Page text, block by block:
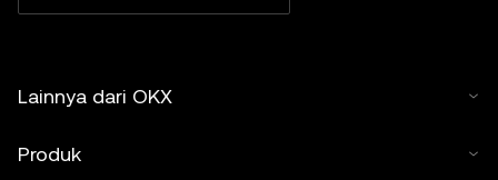
Lainnya dari OKX
Produk